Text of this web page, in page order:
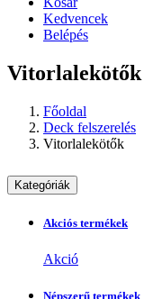
Kedvencek
Belépés
Vitorlalekötők
Főoldal
Deck felszerelés
Vitorlalekötők
Kategóriák
Akciós termékek
Akció
Népszerű termékek